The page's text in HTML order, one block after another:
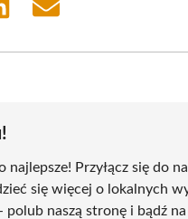
Share
Przyłącz się do
się więcej o lokalnych
naszą stronę i bądź